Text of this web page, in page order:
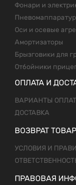
Фонари и
Оси и осевые
Амортизаторы
Брызговики для
Отбойники
ОПЛАТА И
ВАРИАНТЫ
ДОСТАВКА
ВОЗВРАТ
УСЛОВИЯ И
ПРАВОВАЯ